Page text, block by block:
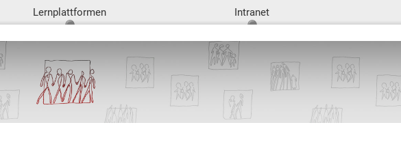
Lernplattformen Intranet